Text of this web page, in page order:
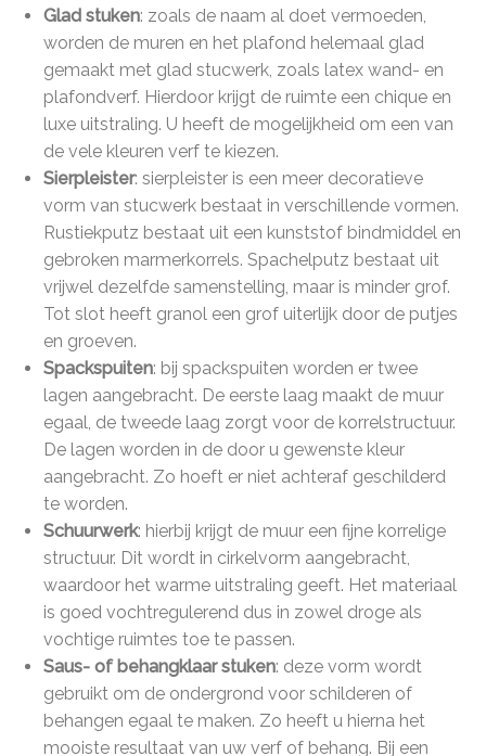
Glad stuken: zoals de naam al doet vermoeden,
worden de muren en het plafond helemaal glad
gemaakt met glad stucwerk, zoals latex wand- en
plafondverf. Hierdoor krijgt de ruimte een chique en
luxe uitstraling. U heeft de mogelijkheid om een van
de vele kleuren verf te kiezen.
Sierpleister: sierpleister is een meer decoratieve
vorm van stucwerk bestaat in verschillende vormen.
Rustiekputz bestaat uit een kunststof bindmiddel en
gebroken marmerkorrels. Spachelputz bestaat uit
vrijwel dezelfde samenstelling, maar is minder grof.
Tot slot heeft granol een grof uiterlijk door de putjes
en groeven.
Spackspuiten: bij spackspuiten worden er twee
lagen aangebracht. De eerste laag maakt de muur
egaal, de tweede laag zorgt voor de korrelstructuur.
De lagen worden in de door u gewenste kleur
aangebracht. Zo hoeft er niet achteraf geschilderd
te worden.
Schuurwerk: hierbij krijgt de muur een fijne korrelige
structuur. Dit wordt in cirkelvorm aangebracht,
waardoor het warme uitstraling geeft. Het materiaal
is goed vochtregulerend dus in zowel droge als
vochtige ruimtes toe te passen.
Saus- of behangklaar stuken: deze vorm wordt
gebruikt om de ondergrond voor schilderen of
behangen egaal te maken. Zo heeft u hierna het
mooiste resultaat van uw verf of behang. Bij een